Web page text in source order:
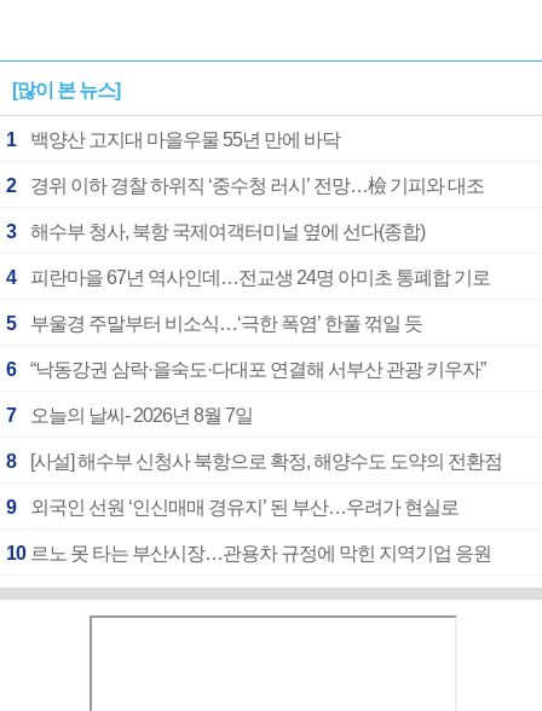
[많이 본 뉴스]
1 백양산 고지대 마을우물 55년 만에 바닥
2 경위 이하 경찰 하위직 ‘중수청 러시’ 전망…檢 기피와 대조
3 해수부 청사, 북항 국제여객터미널 옆에 선다(종합)
4 피란마을 67년 역사인데…전교생 24명 아미초 통폐합 기로
5 부울경 주말부터 비소식…‘극한 폭염’ 한풀 꺾일 듯
6 “낙동강권 삼락·을숙도·다대포 연결해 서부산 관광 키우자”
7 오늘의 날씨- 2026년 8월 7일
8 [사설] 해수부 신청사 북항으로 확정, 해양수도 도약의 전환점
9 외국인 선원 ‘인신매매 경유지’ 된 부산…우려가 현실로
10 르노 못 타는 부산시장…관용차 규정에 막힌 지역기업 응원